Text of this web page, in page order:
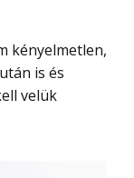
is és
velük